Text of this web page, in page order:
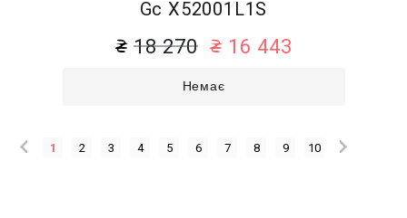
Gc X52001L1S
18 270 16 443
Немає
1 2 3 4 5 6 7 8 9 10